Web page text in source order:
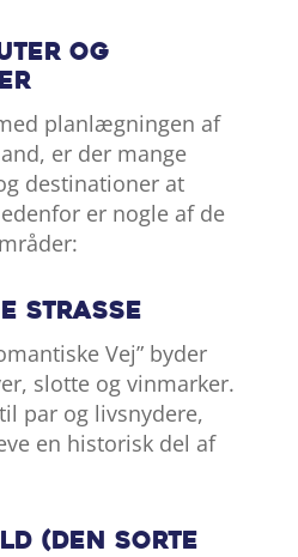
og
planlægningen af
er der mange
destinationer at
er nogle af de
Strasse
Vej” byder
slotte og vinmarker.
par og livsnydere,
en historisk del af
(Den Sorte